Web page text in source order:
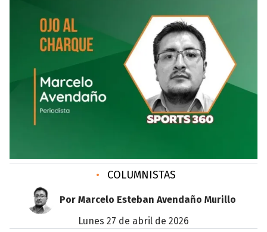
• COLUMNISTAS
Por Marcelo Esteban Avendaño Murillo
lunes 27 de abril de 2026